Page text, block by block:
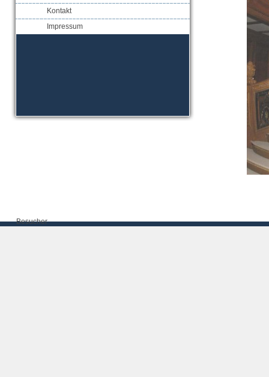
Kontakt
Impressum
Besucher